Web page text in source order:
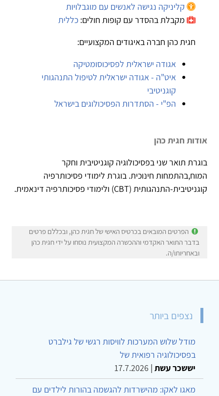
קליניקה נגישה לאנשים עם מוגבלויות
מקבלת בהסדר עם קופות חולים: כללית
חגית כהן חברה באיגודים המקצועיים:
אגודה ישראלית לפסיכוסומטיקה
איט"ה - אגודה ישראלית לטיפול התנהגותי
קוגניטיבי
הפ"י - הסתדרות הפסיכולוגים בישראל
אודות חגית כהן
בוגרת תואר שני בפסיכולוגיה קוגניטיבית וחקר
המוח,בהתמחות חינוכית. בוגרת לימודי פסיכותרפיה
קוגניטיבית-התנהגותית (CBT) ולימודי פסיכותרפיה דינאמית.
הפרטים המובאים בכרטיס האישי של חגית כהן, ובכללם פרטים
בדבר התואר האקדמי וההכשרה המקצועית נוסחו על ידי חגית כהן
ובאחריותו/ה.
נצפים ביותר
מודל שלוש המערכות לוויסות רגשי של גילברט
בפסיכולוגיה רפואית של
יששכר עשת |
17.7.2026
מאגו לאקו: מהישרדות להגשמה בהורות לילדים עם